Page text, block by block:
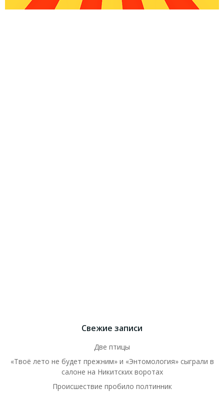
Свежие записи
Две птицы
«Твоё лето не будет прежним» и «Энтомология» сыграли в
салоне на Никитских воротах
Происшествие пробило полтинник